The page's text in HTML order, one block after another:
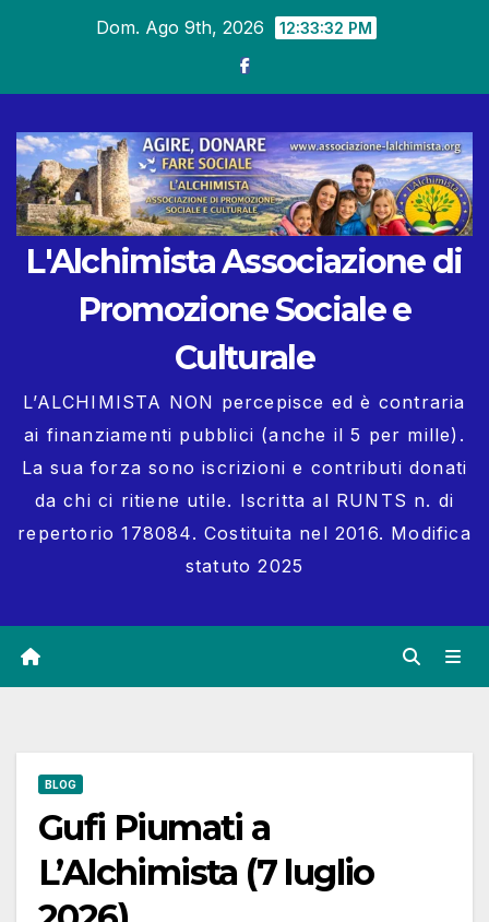
Dom. Ago 9th, 2026 12:33:34 PM
L'Alchimista Associazione di
Promozione Sociale e
Culturale
L’ALCHIMISTA NON percepisce ed è contraria
ai finanziamenti pubblici (anche il 5 per mille).
La sua forza sono iscrizioni e contributi donati
da chi ci ritiene utile. Iscritta al RUNTS n. di
repertorio 178084. Costituita nel 2016. Modifica
statuto 2025
BLOG
Gufi Piumati a
L’Alchimista (7 luglio